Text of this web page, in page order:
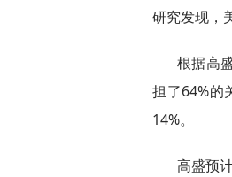
研究发现，
根据高
担了64%的
14%。
高盛预